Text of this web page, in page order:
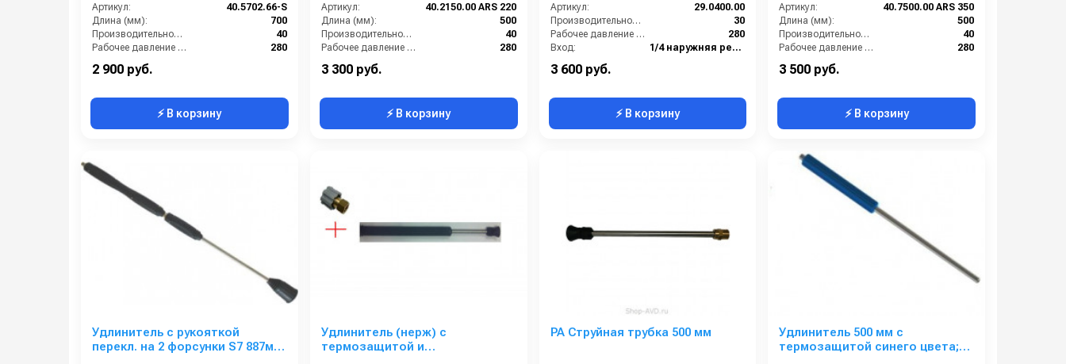
Артикул:
40.5702.66-S
Длина (мм):
700
Производительность (л/мин):
40
Рабочее давление (бар):
280
2 900 руб.
⚡ В корзину
изогнутый
Артикул:
40.2150.00 ARS 220
Длина (мм):
500
Производительность (л/мин):
40
Рабочее давление (бар):
280
3 300 руб.
⚡ В корзину
Артикул:
29.0400.00
Производительность (л/мин):
30
Рабочее давление (бар):
280
Вход:
1/4 наружняя резьба
3 600 руб.
⚡ В корзину
ARS 350, выход форсунка
Артикул:
40.7500.00 ARS 350
Длина (мм):
500
Производительность (л/мин):
40
Рабочее давление (бар):
280
3 500 руб.
⚡ В корзину
Удлинитель с рукояткой
перекл. на 2 форсунки S7 887мм
Удлинитель (нерж) с
термозащитой и
PA Струйная трубка 500 мм
Удлинитель 500 мм с
термозащитой синего цвета;